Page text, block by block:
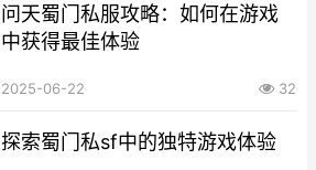
问天蜀门私服攻略：如何在游戏
中获得最佳体验
2025-06-22 32
探索蜀门私sf中的独特游戏体验